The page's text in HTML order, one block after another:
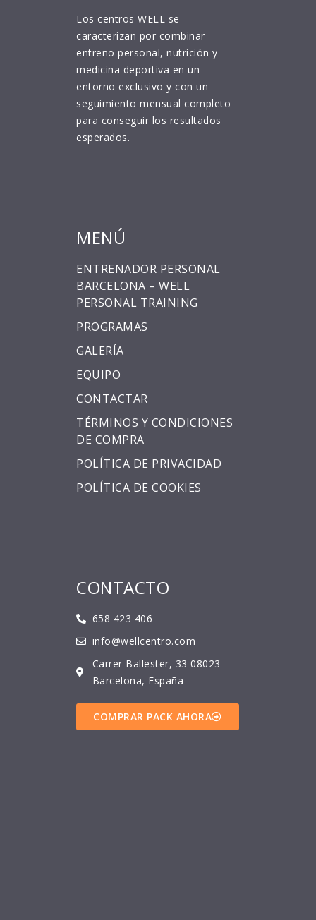
Los centros WELL se
caracterizan por combinar
entreno personal, nutrición y
medicina deportiva en un
entorno exclusivo y con un
seguimiento mensual completo
para conseguir los resultados
esperados.
MENÚ
ENTRENADOR PERSONAL
BARCELONA – WELL
PERSONAL TRAINING
PROGRAMAS
GALERÍA
EQUIPO
CONTACTAR
TÉRMINOS Y CONDICIONES
DE COMPRA
POLÍTICA DE PRIVACIDAD
POLÍTICA DE COOKIES
CONTACTO
658 423 406
info@wellcentro.com
Carrer Ballester, 33 08023
Barcelona, España
COMPRAR PACK AHORA